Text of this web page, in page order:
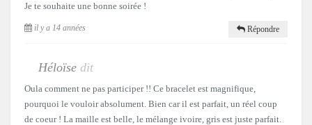
Je te souhaite une bonne soirée !
il y a 14 années Répondre
Héloïse dit
Oula comment ne pas participer !! Ce bracelet est magnifique,
pourquoi le vouloir absolument. Bien car il est parfait, un réel coup
de coeur ! La maille est belle, le mélange ivoire, gris est juste parfait.